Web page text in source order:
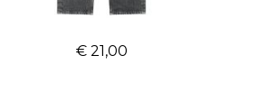
Ballin Luke Loose
€ 21,00